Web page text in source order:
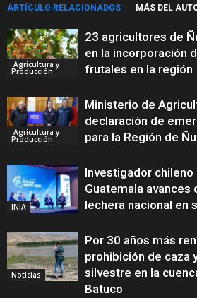
ARTÍCULO RELACIONADOS MÁS DEL
Agricultura y
Producción
23 agricultores de
en la incorporación
frutales en la región
Agricultura y
Producción
Ministerio de
declaración de
para la Región de
INIA
Investigador chileno
Guatemala avances
lechera nacional en
Noticias
Por 30 años más
prohibición de caza
silvestre en la
Batuco